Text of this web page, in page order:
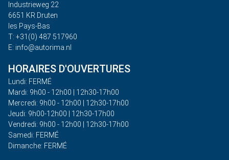
Industrieweg 22
6651 KR Druten
les Pays-Bas
T: +31(0) 487 517960
E: info@autorima.nl
HORAIRES D'OUVERTURES
Lundi: FERMÉ
Mardi: 9h00 - 12h00 | 12h30-17h00
Mercredi: 9h00 - 12h00 | 12h30-17h00
Jeudi: 9h00-12h00 | 12h30-17h00
Vendredi: 9h00 - 12h00 | 12h30-17h00
Samedi: FERMÉ
Dimanche: FERMÉ